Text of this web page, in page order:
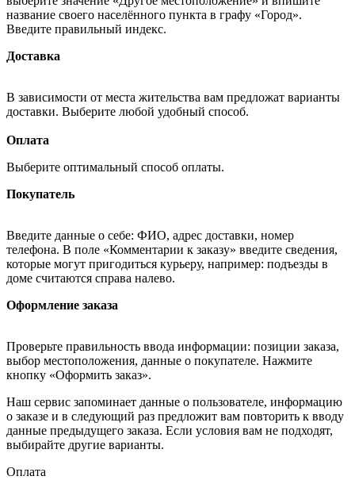
название своего населённого пункта в графу «Город».
Введите правильный индекс.
Доставка
В зависимости от места жительства вам предложат варианты
доставки. Выберите любой удобный способ.
Оплата
Выберите оптимальный способ оплаты.
Покупатель
Введите данные о себе: ФИО, адрес доставки, номер
телефона. В поле «Комментарии к заказу» введите сведения,
которые могут пригодиться курьеру, например: подъезды в
доме считаются справа налево.
Оформление заказа
Проверьте правильность ввода информации: позиции заказа,
выбор местоположения, данные о покупателе. Нажмите
кнопку «Оформить заказ».
Наш сервис запоминает данные о пользователе, информацию
о заказе и в следующий раз предложит вам повторить к вводу
данные предыдущего заказа. Если условия вам не подходят,
выбирайте другие варианты.
Оплата